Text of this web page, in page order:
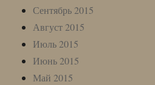
Сентябрь 2015
Август 2015
Июль 2015
Июнь 2015
Май 2015